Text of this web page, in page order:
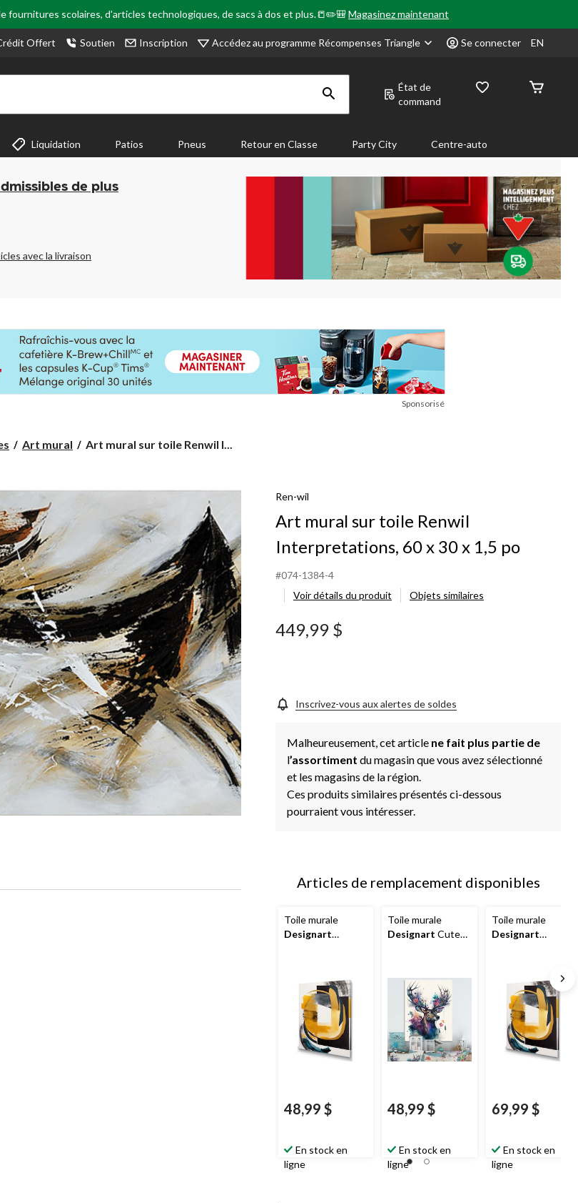
fournitures scolaires, d'articles technologiques, de sacs à dos et plus.📒✏️🎒Magasinez maintenant
Offert Soutien Inscription Accédez au programme Récompenses Triangle Se connecter EN
État de
command
Liquidation Patios Pneus Retour en Classe Party City Centre-auto
de plus
avec la livraison
Sponsorisé
Art mural
Art
Interpretations,
30
x
1,5
po
Art mural sur toile Renwil I...
Ren-wil
Art mural sur toile Renwil
Interpretations, 60 x 30 x 1,5 po
#074-1384-4
Voir détails du produit
Objets similaires
449,99 $
Inscrivez-vous aux alertes de soldes
Malheureusement, cet article ne fait plus partie de
l’assortiment du magasin que vous avez sélectionné
et les magasins de la région.
Ces produits similaires présentés ci-dessous
pourraient vous intéresser.
Articles de remplacement disponibles
Toile murale
Designart
48,99 $
En stock en
ligne
Toile murale
Designart Cute
48,99 $
En stock en
ligne
Toile murale
Designart
69,99 $
En stock en
ligne